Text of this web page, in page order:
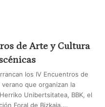
de Arte y Cultura
los IV Encuentros de
que organizan la
Unibertsitatea, BBK, el
Foral de Bizkaia.…